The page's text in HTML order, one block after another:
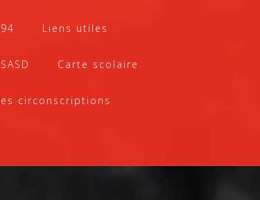
Liens utiles
Carte scolaire
circonscriptions